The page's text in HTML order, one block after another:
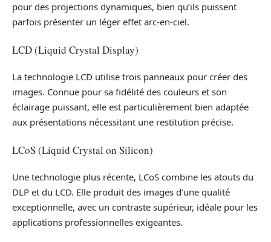
pour des projections dynamiques, bien qu’ils puissent
parfois présenter un léger effet arc-en-ciel.
LCD (Liquid Crystal Display)
La technologie LCD utilise trois panneaux pour créer des
images. Connue pour sa fidélité des couleurs et son
éclairage puissant, elle est particulièrement bien adaptée
aux présentations nécessitant une restitution précise.
LCoS (Liquid Crystal on Silicon)
Une technologie plus récente, LCoS combine les atouts du
DLP et du LCD. Elle produit des images d’une qualité
exceptionnelle, avec un contraste supérieur, idéale pour les
applications professionnelles exigeantes.